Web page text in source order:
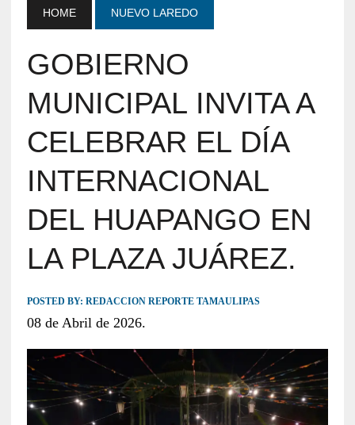
HOME NUEVO LAREDO
GOBIERNO
MUNICIPAL INVITA A
CELEBRAR EL DÍA
INTERNACIONAL
DEL HUAPANGO EN
LA PLAZA JUÁREZ.
POSTED BY: REDACCION REPORTE TAMAULIPAS
08 de Abril de 2026.